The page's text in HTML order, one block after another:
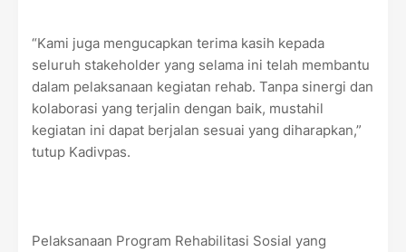
“Kami juga mengucapkan terima kasih kepada
seluruh stakeholder yang selama ini telah membantu
dalam pelaksanaan kegiatan rehab. Tanpa sinergi dan
kolaborasi yang terjalin dengan baik, mustahil
kegiatan ini dapat berjalan sesuai yang diharapkan,”
tutup Kadivpas.
Pelaksanaan Program Rehabilitasi Sosial yang